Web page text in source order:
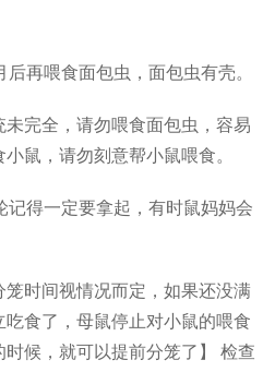
再喂食面包虫，面包虫有壳。
完全，请勿喂食面包虫，容易
鼠，请勿刻意帮小鼠喂食。
得一定要拿起，有时鼠妈妈会
时间视情况而定，如果还没满
食了，母鼠停止对小鼠的喂食
候，就可以提前分笼了】 检查